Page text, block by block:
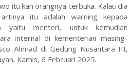
itu kan orangnya terbuka. Kalau dia
itu adalah warning kepada
yaitu menteri, untuk kemudian
internal di kementerian masing-
Ahmad di Gedung Nusantara III,
Kamis, 6 Februari 2025.